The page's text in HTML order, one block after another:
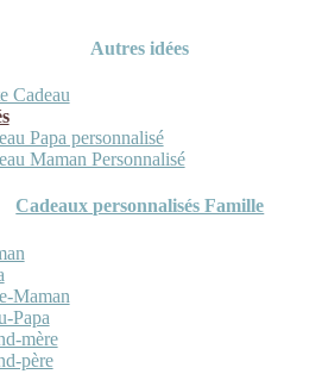
Autres idées
Cadeau
Papa personnalisé
Maman Personnalisé
Cadeaux personnalisés Famille
Maman
Papa
mère
père